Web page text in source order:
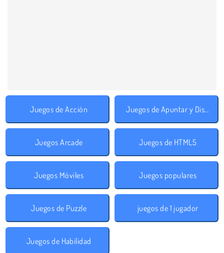
Juegos de Acción Juegos de Apuntar y Disparar
Juegos Arcade Juegos de HTML5
Juegos Móviles Juegos populares
Juegos de Puzzle juegos de 1 jugador
Juegos de Habilidad